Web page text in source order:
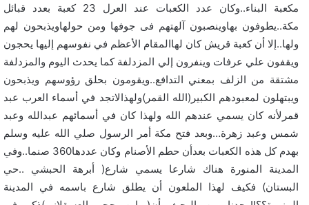
مكعبة البناء..وكان عدد الكعبات عند العرل 23 كعبة بعدد قبائل
مكة..يطوفون بهاوينصبون آلهتهم فى جوفها ومن حولهاويذبحون لهم
ولها..إلا أن كعبة قريش كان لهاالمقام الأعظم في نفوسهم إليها يحجون
ويقفون علي عرفات وينفرون إلي المزدلفة كما يحدث اليوم والمزدلفة
مشتقة من الزلف بمعني التدافع..ويقومون بحلق رؤوسهم ويذبحون
ويبتهلون لمعبودهم الكبير(الله القمر)ولهذالاتجد في أسماء العرب عبد
قمرلأنه كان يسمي عندهم الله ولهذا كان في أسمائهم عبدالله وعبد
شمس وعبد زهرة…وبعد فتح مكة أمر الرسول صلي الله عليه وسلم
بهدم كل هذه الكعبات بعدأن حطم الأصنام وكان عددها360 صنما..وفي
المدينة المنورة هناك شارعا يسمي شارع( أبرهة الحبشي ..حي
البستان) فكيف لهذا الملعون أن يطلق شارع باسمه في المدينة